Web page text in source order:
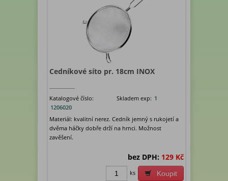
Cedníkové síto pr. 18cm INOX
Katalogové číslo:
1206020
Skladem exp: 1
Materiál: kvalitní nerez. Cedník jemný s rukojetí a
dvěma háčky dobře drží na hrnci. Možnost
zavěšení.
bez DPH: 129 Kč
Koupit
ks